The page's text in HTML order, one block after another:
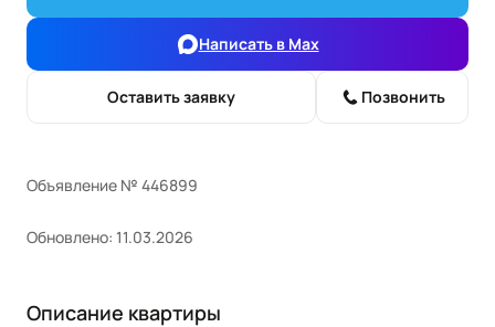
Написать в Max
Оставить заявку Позвонить
Объявление № 446899
Обновлено: 11.03.2026
Описание квартиры